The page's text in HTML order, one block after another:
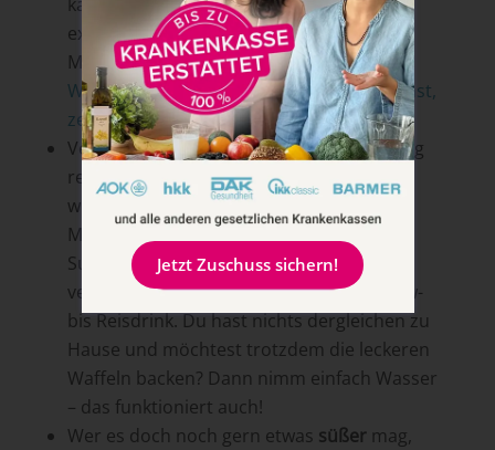
experimentieren und mal ein glutenfreies
Mehl oder Dinkelmehl 1050 verwenden.
Welches Mehl du für was verwenden kannst,
zeigen wir dir im Blogartikel.
VerwendePflanzendrink: Um Abwechslung
reinzubringen, kannst du hier immer mal
wieder eine andere Sorte ausprobieren.
Mittlerweile gibt es im gut sortierten
Supermarkt oder Bioladen so viele
verschiedene Pflanzendrinks: Von Cashew-
bis Reisdrink. Du hast nichts dergleichen zu
Hause und möchtest trotzdem die leckeren
Waffeln backen? Dann nimm einfach Wasser
– das funktioniert auch!
Wer es doch noch gern etwas süßermag,
Jetzt Zuschuss sichern!